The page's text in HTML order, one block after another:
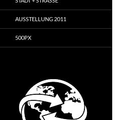
AUSSTELLUNG 2011
500PX